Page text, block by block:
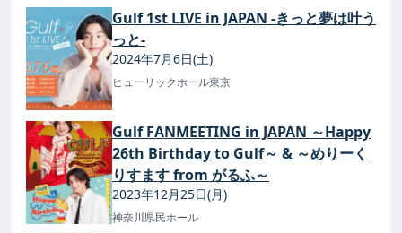
Gulf 1st LIVE in JAPAN -きっと夢は叶う
っと-
2024年7月6日(土)
ヒューリックホール東京
Gulf FANMEETING in JAPAN ～Happy
26th Birthday to Gulf～ & ～めりーく
りすます from がるふ～
2023年12月25日(月)
神奈川県民ホール